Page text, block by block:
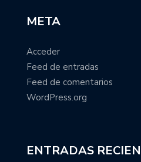
META
Acceder
Feed de entradas
Feed de comentarios
WordPress.org
ENTRADAS